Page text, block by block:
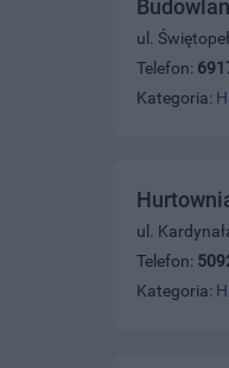
ul.
Telefon:
Kategoria:
ul.
Telefon:
Kategoria: